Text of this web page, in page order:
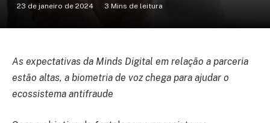
23 de janeiro de 2024 3 Mins de leitura
As expectativas da Minds Digital em relação a parceria
estão altas, a biometria de voz chega para ajudar o
ecossistema antifraude